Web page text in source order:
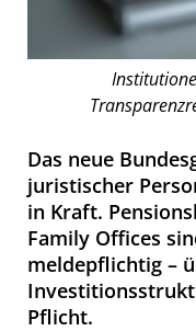
Das neue
juristischer
in Kraft.
Family Offices
meldepflichtig –
Pflicht.